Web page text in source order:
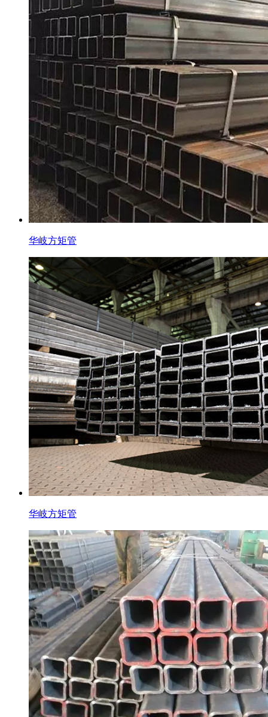
华岐方矩管
华岐方矩管